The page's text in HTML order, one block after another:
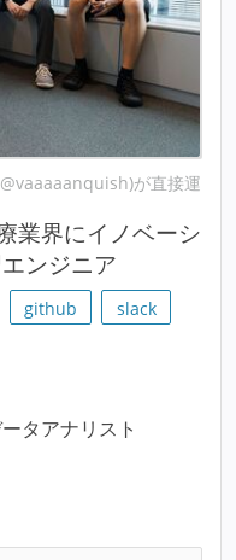
が直接運
業界にイノベーシ
ンジニア
github
slack
タアナリスト